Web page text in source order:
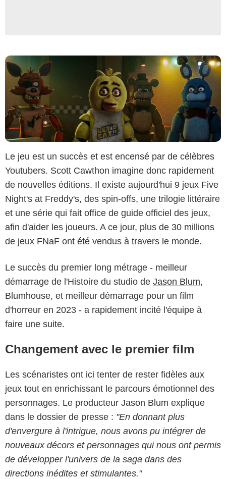
Le jeu est un succès et est encensé par de célèbres
Youtubers. Scott Cawthon imagine donc rapidement
de nouvelles éditions. Il existe aujourd'hui 9 jeux Five
Night's at Freddy's, des spin-offs, une trilogie littéraire
et une série qui fait office de guide officiel des jeux,
afin d'aider les joueurs. A ce jour, plus de 30 millions
de jeux FNaF ont été vendus à travers le monde.
Le succès du premier long métrage - meilleur
démarrage de l'Histoire du studio de Jason Blum,
Blumhouse, et meilleur démarrage pour un film
d'horreur en 2023 - a rapidement incité l'équipe à
faire une suite.
Changement avec le premier film
Les scénaristes ont ici tenter de rester fidèles aux
jeux tout en enrichissant le parcours émotionnel des
personnages. Le producteur Jason Blum explique
dans le dossier de presse : "En donnant plus
d'envergure à l'intrigue, nous avons pu intégrer de
nouveaux décors et personnages qui nous ont permis
de développer l'univers de la saga dans des
directions inédites et stimulantes."